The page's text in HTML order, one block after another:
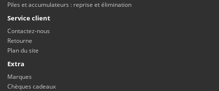
Piles et accumulateurs : reprise et élimination
Service client
Contactez-nous
Retourne
Plan du site
Extra
Marques
Chèques cadeaux